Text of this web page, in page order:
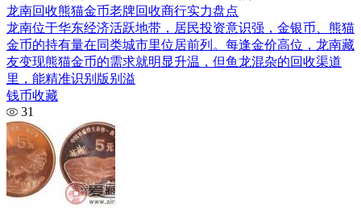
龙南回收熊猫金币老牌回收商行实力盘点
龙南位于华东经济活跃地带，居民投资意识强，金银币、熊猫
金币的持有量在同类城市里位居前列。每逢金价高位，龙南藏
友变现熊猫金币的需求就明显升温，但鱼龙混杂的回收渠道
里，能精准识别版别溢
钱币收藏
31